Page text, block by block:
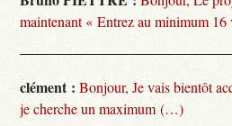
maintenant « Entrez au minimum
clément : Bonjour, Je vais bientôt
je cherche un maximum (…)